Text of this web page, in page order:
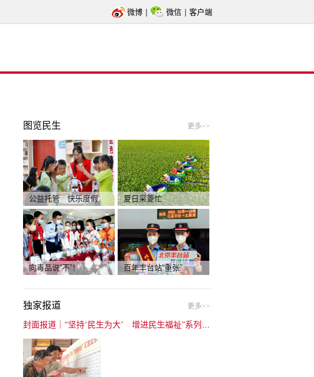
微博 微信 客户端
图览民生 更多>>
公益托管 快乐度假 夏日采菱忙
向毒品说“不”！ 百年丰台站“重张”
独家报道 更多>>